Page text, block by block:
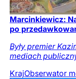
Marcinkiewicz:
po
Były premier
mediach
KrajObserwator